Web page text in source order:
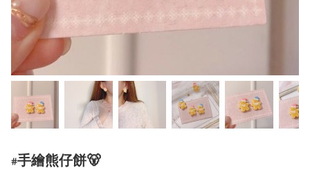
#手繪熊仔餅🐻